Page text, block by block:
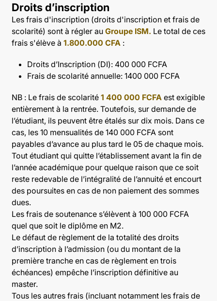
Droits d’inscription
Les frais d'inscription (droits d'inscription et frais de
scolarité) sont à régler au Groupe ISM. Le total de ces
frais s'élève à 1.800.000 CFA :
Droits d’Inscription (DI): 400 000 FCFA
Frais de scolarité annuelle: 1400 000 FCFA
NB : Le frais de scolarité 1 400 000 FCFA est exigible
entièrement à la rentrée. Toutefois, sur demande de
l’étudiant, ils peuvent être étalés sur dix mois. Dans ce
cas, les 10 mensualités de 140 000 FCFA sont
payables d’avance au plus tard le 05 de chaque mois.
Tout étudiant qui quitte l’établissement avant la fin de
l’année académique pour quelque raison que ce soit
reste redevable de l’intégralité de l’annuité et encourt
des poursuites en cas de non paiement des sommes
dues.
Les frais de soutenance s’élèvent à 100 000 FCFA
quel que soit le diplôme en M2.
Le défaut de règlement de la totalité des droits
d’inscription à l’admission (ou du montant de la
première tranche en cas de règlement en trois
échéances) empêche l’inscription définitive au
master.
Tous les autres frais (incluant notamment les frais de